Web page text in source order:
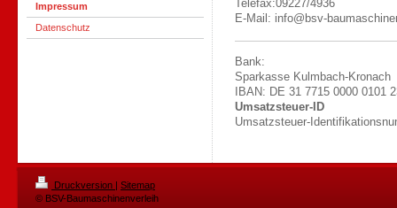
Impressum
Datenschutz
Telefax:09227/4936
E-Mail: info@bsv-
Bank:
Sparkasse Kulmbach-Kronach
IBAN: DE 31 7715 0000 0101
Umsatzsteuer-ID
Umsatzsteuer-
Druckversion | Sitemap
© BSV-Baumaschinenverleih